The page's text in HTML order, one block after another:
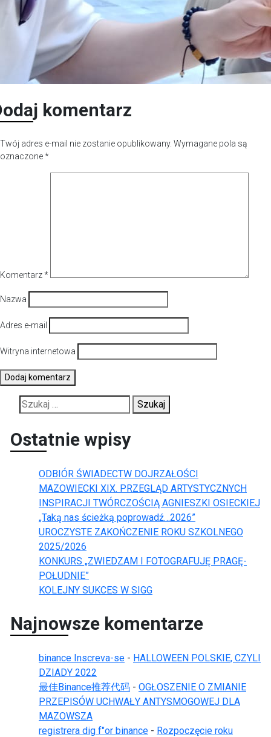
komentarz
Twój adres e-mail nie zostanie opublikowany. Wymagane pola są
oznaczone*
Komentarz*
Nazwa
Adres e-mail
Witryna internetowa
Szukaj:
Ostatnie wpisy
ODBIÓR ŚWIADECTW DOJRZAŁOŚCI
MAZOWIECKI XIX. PRZEGLĄD ARTYSTYCZNYCH
INSPIRACJI TWÓRCZOŚCIĄ AGNIESZKI OSIECKIEJ
„Taką nas ścieżką poprowadź…2026”
UROCZYSTE ZAKOŃCZENIE ROKU SZKOLNEGO
2025/2026
KONKURS „ZWIEDZAM I FOTOGRAFUJĘ PRAGĘ-
POŁUDNIE”
KOLEJNY SUKCES W SIGG
Najnowsze komentarze
binance Inscreva-se - HALLOWEEN POLSKIE, CZYLI
DZIADY 2022
最佳Binance推荐代码 - OGŁOSZENIE O ZMIANIE
PRZEPISÓW UCHWAŁY ANTYSMOGOWEJ DLA
MAZOWSZA
registrera dig f"or binance - Rozpoczęcie roku